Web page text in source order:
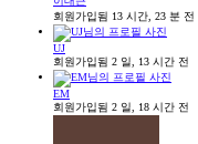
회원가입됨 13 시간, 23 분 전
UJ
회원가입됨 2 일, 13 시간 전
EM
회원가입됨 2 일, 18 시간 전